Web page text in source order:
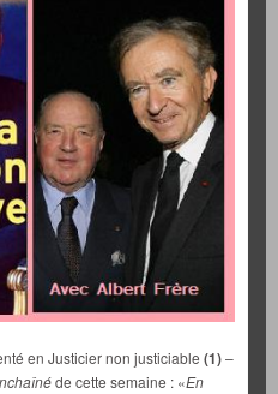
en Justicier non justiciable (1)–
de cette semaine : «En